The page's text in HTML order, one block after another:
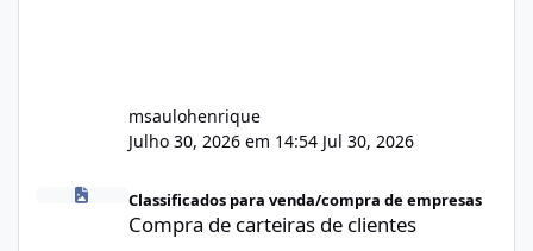
msaulohenrique
Julho 30, 2026 em 14:54 Jul 30, 2026
Compra de carteiras de clientes
Classificados para venda/compra de empresas
Compra de carteiras de clientes